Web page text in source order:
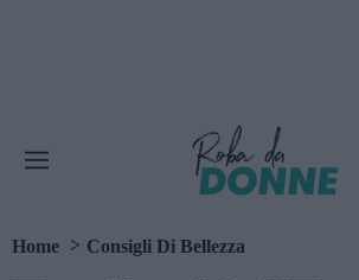
Home Consigli Di Bellezza